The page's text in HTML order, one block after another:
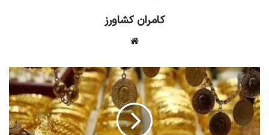
کامران کشاورز